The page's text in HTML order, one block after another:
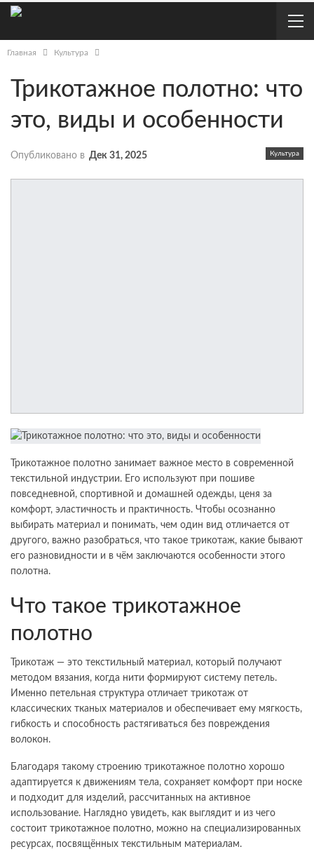
Главная Культура
Трикотажное полотно: что
это, виды и особенности
Культура
Опубликовано в Дек 31, 2025
Трикотажное полотно занимает важное место в современной
текстильной индустрии. Его используют при пошиве
повседневной, спортивной и домашней одежды, ценя за
комфорт, эластичность и практичность. Чтобы осознанно
выбирать материал и понимать, чем один вид отличается от
другого, важно разобраться, что такое трикотаж, какие бывают
его разновидности и в чём заключаются особенности этого
полотна.
Что такое трикотажное
полотно
Трикотаж — это текстильный материал, который получают
методом вязания, когда нити формируют систему петель.
Именно петельная структура отличает трикотаж от
классических тканых материалов и обеспечивает ему мягкость,
гибкость и способность растягиваться без повреждения
волокон.
Благодаря такому строению трикотажное полотно хорошо
адаптируется к движениям тела, сохраняет комфорт при носке
и подходит для изделий, рассчитанных на активное
использование. Наглядно увидеть, как выглядит и из чего
состоит трикотажное полотно, можно на специализированных
ресурсах, посвящённых текстильным материалам.